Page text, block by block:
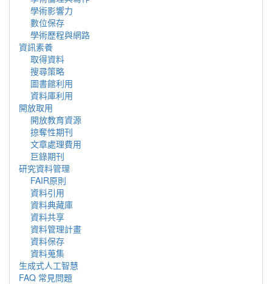
學術影響力
數位保存
學術歷程與網路
資訊素養
取得資料
搜尋策略
圖書館利用
資料庫利用
開放取用
開放教育資源
掠奪性期刊
文章處理費用
巨錄期刊
研究資料管理
FAIR原則
資料引用
資料典藏庫
資料共享
資料管理計畫
資料保存
資料蒐集
生成式人工智慧
FAQ 常見問題